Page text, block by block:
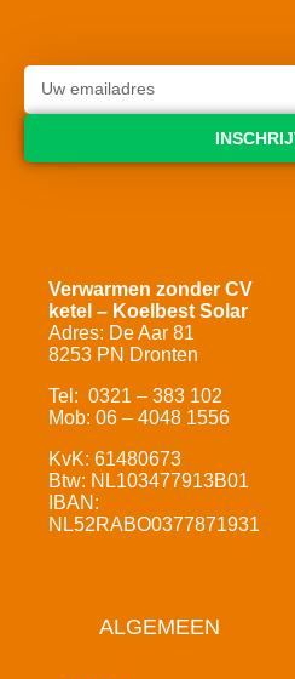
Verwarmen zonder CV
ketel – Koelbest Solar
Adres: De Aar 81
8253 PN Dronten
Tel: 0321 – 383 102
Mob: 06 – 4048 1556
KvK: 61480673
Btw: NL103477913B01
IBAN:
NL52RABO0377871931
ALGEMEEN